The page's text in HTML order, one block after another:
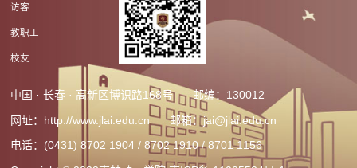
访客
教职工
校友
中国 · 长春 · 高新区博识路168号
邮编：130012
网址：http://www.jlai.edu.cn
邮箱：jai@jlai.edu.cn
电话：(0431) 8702 1904 / 8702 1910 / 8701 1156